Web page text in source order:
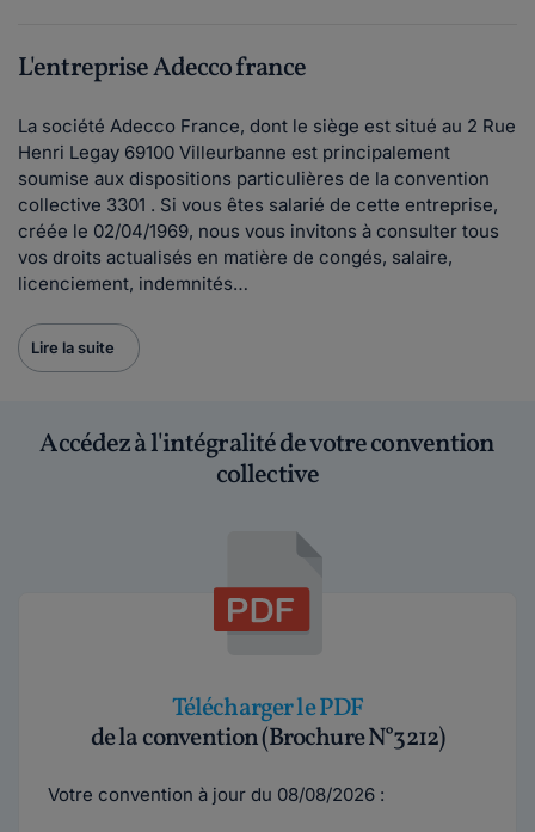
L'entreprise Adecco france
La société Adecco France, dont le siège est situé au 2 Rue
Henri Legay 69100 Villeurbanne est principalement
soumise aux dispositions particulières de la convention
collective 3301 . Si vous êtes salarié de cette entreprise,
créée le 02/04/1969, nous vous invitons à consulter tous
vos droits actualisés en matière de congés, salaire,
licenciement, indemnités…
Lire la suite
Accédez à l'intégralité de votre convention
collective
Télécharger le PDF
de la convention (Brochure N°3212)
Votre convention à jour du 08/08/2026 :